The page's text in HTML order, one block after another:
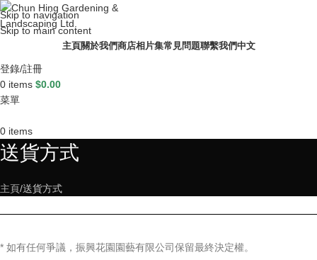
Skip to navigation
Skip to main content
主頁關於我們商店相片集常見問題聯繫我們中文
登錄/註冊
0 items $0.00
菜單
0 items
送貨方式
主頁 送貨方式
* 如有任何爭議，振興花園園藝有限公司保留最終決定權。